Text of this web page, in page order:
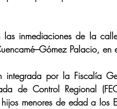
inmediaciones de la
Palacio,
integrada por la Fiscalía
de Control Regional
menores de edad a los